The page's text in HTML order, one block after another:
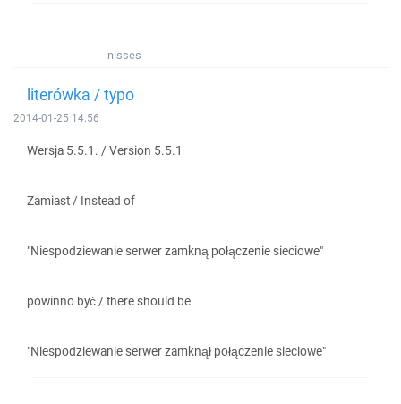
nisses
literówka / typo
2014-01-25 14:56
Wersja 5.5.1. / Version 5.5.1
Zamiast / Instead of
"Niespodziewanie serwer zamkną połączenie sieciowe"
powinno być / there should be
"Niespodziewanie serwer zamknął połączenie sieciowe"